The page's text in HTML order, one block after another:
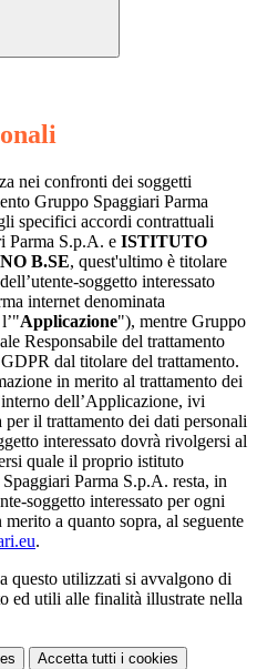
nei confronti dei soggetti
Gruppo Spaggiari Parma
specifici accordi contrattuali
Parma S.p.A. e ISTITUTO
B.SE, quest'ultimo è titolare
soggetto interessato
internet denominata
Applicazione"), mentre Gruppo
Responsabile del trattamento
dal titolare del trattamento.
in merito al trattamento dei
dell’Applicazione, ivi
il trattamento dei dati personali
interessato dovrà rivolgersi al
quale il proprio istituto
Parma S.p.A. resta, in
soggetto interessato per ogni
a quanto sopra, al seguente
.
questo utilizzati si avvalgono di
ed utili alle finalità illustrate nella
Accetta tutti i cookies